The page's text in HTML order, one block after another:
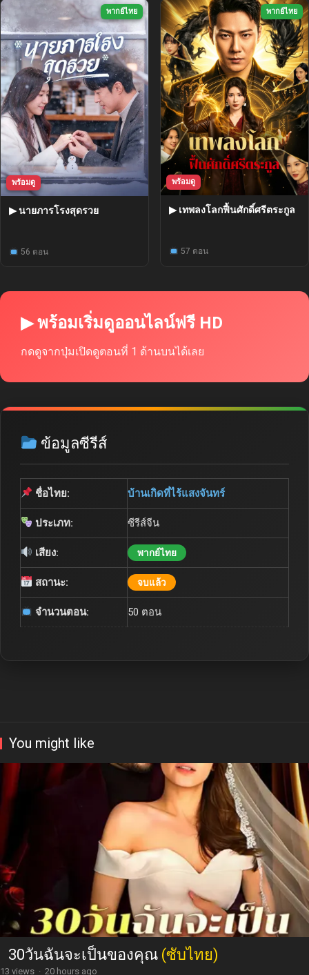
พากย์ไทย
พร้อมดู
▶ นายภารโรงสุดรวย
56 ตอน
พากย์ไทย
พร้อมดู
▶ เทพลงโลกฟื้นศักดิ์ศรีตระกูล
57 ตอน
▶ พร้อมเริ่มดูออนไลน์ฟรี HD
กดดูจากปุ่มเปิดดูตอนที่ 1 ด้านบนได้เลย
ข้อมูลซีรีส์
ชื่อไทย: บ้านเกิดที่ไร้แสงจันทร์
ประเภท: ซีรีส์จีน
เสียง: พากย์ไทย
สถานะ: จบแล้ว
จำนวนตอน: 50 ตอน
You might like
30วันฉันจะเป็นของคุณ (ซับไทย)
13 views · 20 hours ago